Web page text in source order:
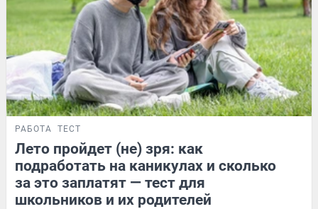
РАБОТА ТЕСТ
Лето пройдет (не) зря: как
подработать на каникулах и сколько
за это заплатят — тест для
школьников и их родителей